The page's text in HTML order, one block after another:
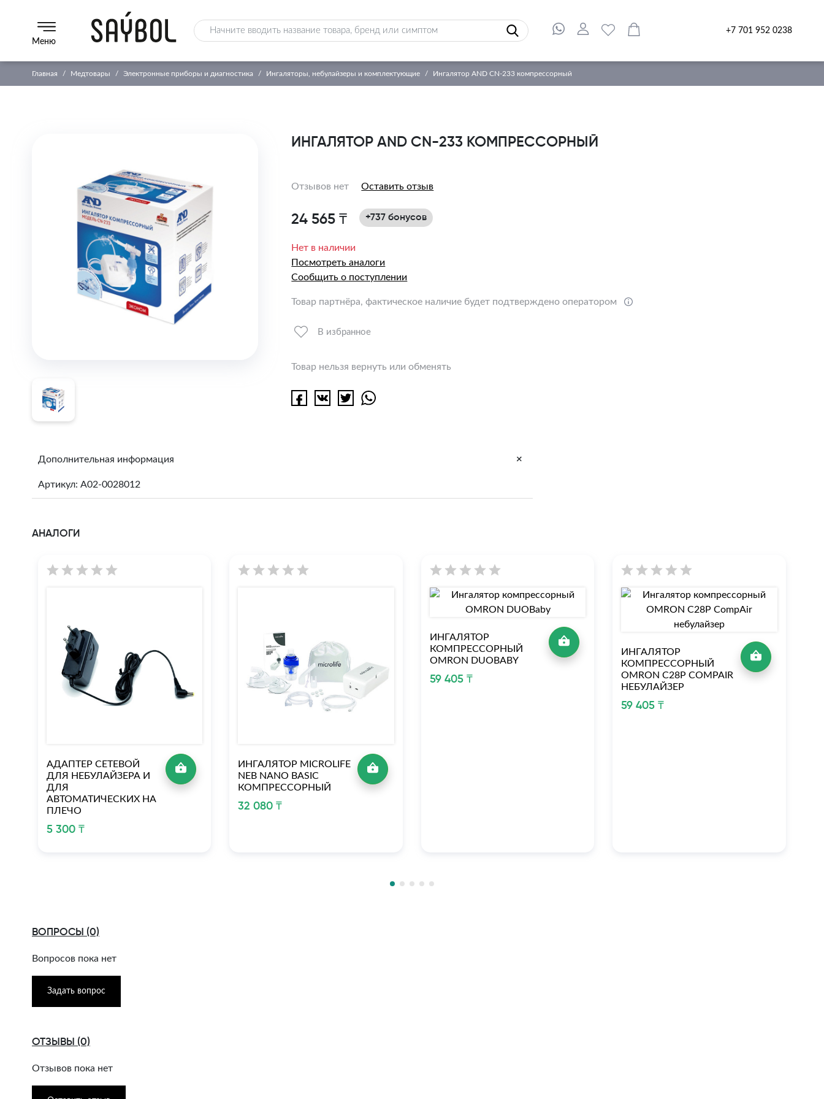
Меню
+7 701 952 0238
Главная Медтовары Электронные приборы и диагностика Ингаляторы, небулайзеры и комплектующие Ингалятор AND CN-233 компрессорный
ИНГАЛЯТОР AND CN-233 КОМПРЕССОРНЫЙ
Отзывов нет Оставить отзыв
24 565 ₸ +737 бонусов
Нет в наличии
Посмотреть аналоги
Сообщить о поступлении
Товар партнёра, фактическое наличие будет подтверждено оператором
В избранное
Товар нельзя вернуть или обменять
Дополнительная информация +
Артикул: A02-0028012
АНАЛОГИ
АДАПТЕР СЕТЕВОЙ
ДЛЯ НЕБУЛАЙЗЕРА И
ДЛЯ
АВТОМАТИЧЕСКИХ НА
ПЛЕЧО
5 300 ₸
ИНГАЛЯТОР MICROLIFE
NEB NANO BASIC
КОМПРЕССОРНЫЙ
32 080 ₸
ИНГАЛЯТОР
КОМПРЕССОРНЫЙ
OMRON DUOBABY
59 405 ₸
ИНГАЛЯТОР
КОМПРЕССОРНЫЙ
OMRON C28Р COMPAIR
НЕБУЛАЙЗЕР
59 405 ₸
ВОПРОСЫ (0)
Вопросов пока нет
Задать вопрос
ОТЗЫВЫ (0)
Отзывов пока нет